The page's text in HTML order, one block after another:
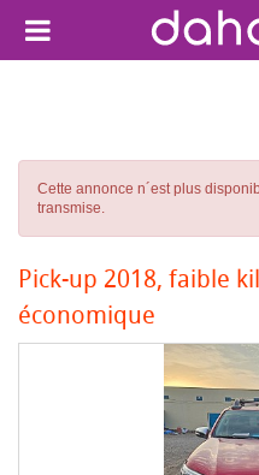
Cette annonce n´est plus
transmise.
Pick-up 2018, faible
économique